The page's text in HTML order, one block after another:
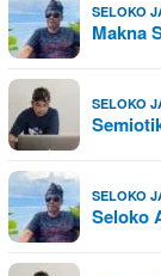
SELOKO
Makna
SELOKO
SELOKO
Seloko